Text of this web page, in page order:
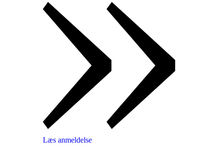
Læs anmeldelse